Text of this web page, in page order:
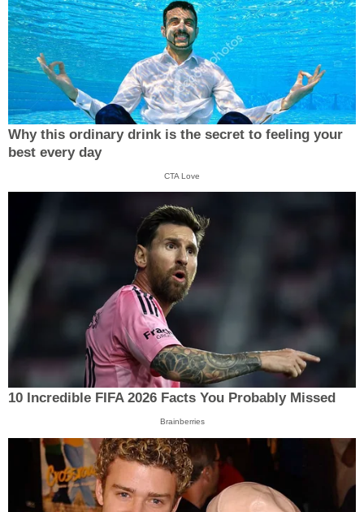
Why this ordinary drink is the secret to feeling your
best every day
CTA Love
10 Incredible FIFA 2026 Facts You Probably Missed
Brainberries